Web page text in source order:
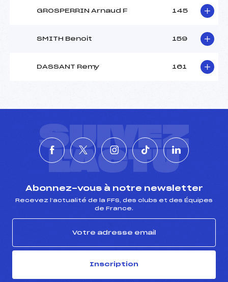
GROSPERRIN Arnaud F 145
SMITH Benoit 159
DASSANT Remy 161
SUIVEZ
L'ACTU
Abonnez-vous à notre newsletter
Recevez l’actualité de la FFS, des clubs et des Équipes
de France.
Inscription